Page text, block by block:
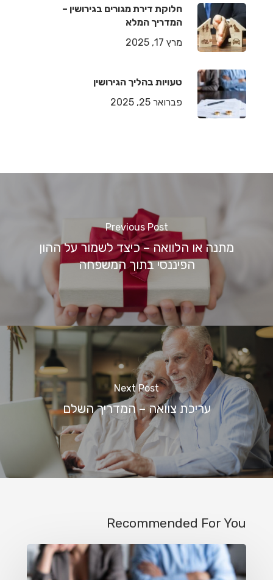
חלוקת דירת מגורים בגירושין –
המדריך המלא
מרץ 17, 2025
טעויות בהליך הגירושין
פברואר 25, 2025
Previous Post
מתנה או הלוואה – כיצד לשמור על ההון
הפיננסי בתוך המשפחה
Next Post
עריכת צוואה – המדריך השלם
Recommended For You
טעויות
בהליך